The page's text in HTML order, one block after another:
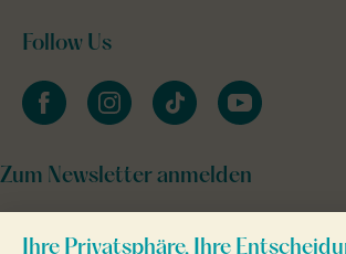
Follow Us
facebookinstagramtiktok youtube
Zum Newsletter anmelden